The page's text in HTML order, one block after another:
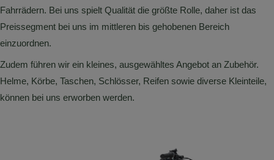
Fahrrädern. Bei uns spielt Qualität die größte Rolle, daher ist das
Preissegment bei uns im mittleren bis gehobenen Bereich
einzuordnen.
Zudem führen wir ein kleines, ausgewähltes Angebot an Zubehör.
Helme, Körbe, Taschen, Schlösser, Reifen sowie diverse Kleinteile,
können bei uns erworben werden.